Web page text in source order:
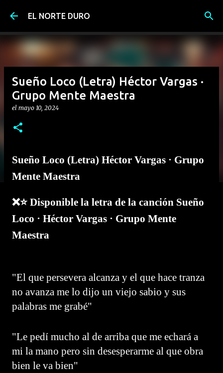
Ir al contenido principal
EL NORTE DURO
Sueño Loco (Letra) Héctor Vargas ·
Grupo Mente Maestra
el mayo 10, 2024
Sueño Loco (Letra) Héctor Vargas · Grupo
Mente Maestra
❌⭐ Disponible la letra de la canción Sueño
Loco · Héctor Vargas · Grupo Mente
Maestra
"El que persevera alcanza y el que hace tranza
no avanza me lo dijo un viejo sabio y sus
palabras me grabé"
"Le pedí mucho al de arriba que me echará a
mi la mano pero sin desesperarme al que obra
bien le va bien"